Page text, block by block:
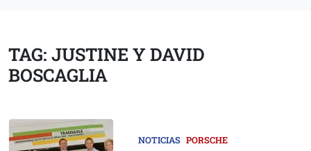
TAG: JUSTINE Y DAVID
BOSCAGLIA
NOTICIAS PORSCHE